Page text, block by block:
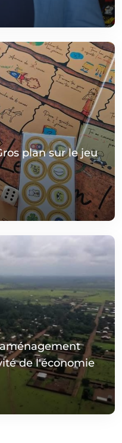
plan sur le jeu
de l'économie